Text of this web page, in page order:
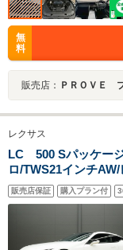
無
料
販売店： ＰＲＯＶＥ
レクサス
LC 500 Sパッケー
ロ/TWS21インチ
ラー/1オーナー車/禁
セーフティシステム/
ドアップディスプレ
販売店保証 購入プラン付